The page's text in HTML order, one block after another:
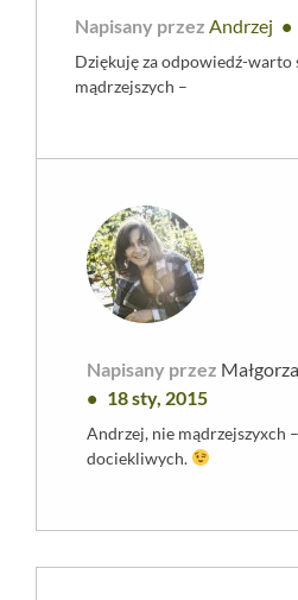
Napisany przez Andrzej
Dziękuję za odpowiedź-warto
mądrzejszych –
Napisany przez
18 sty, 2015
Andrzej, nie mądrzejszyxch
dociekliwych.